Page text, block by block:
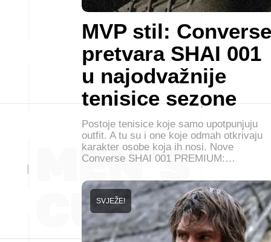
MVP stil: Converse
pretvara SHAI 001
u najodvažnije
tenisice sezone
Postoje tenisice koje samo upotpunjuju
outfit. A tu su i one koje odmah otkrivaju
karakter osobe koja ih nosi. Nove
Converse SHAI 001 PREMIUM:…
SVJEŽE!